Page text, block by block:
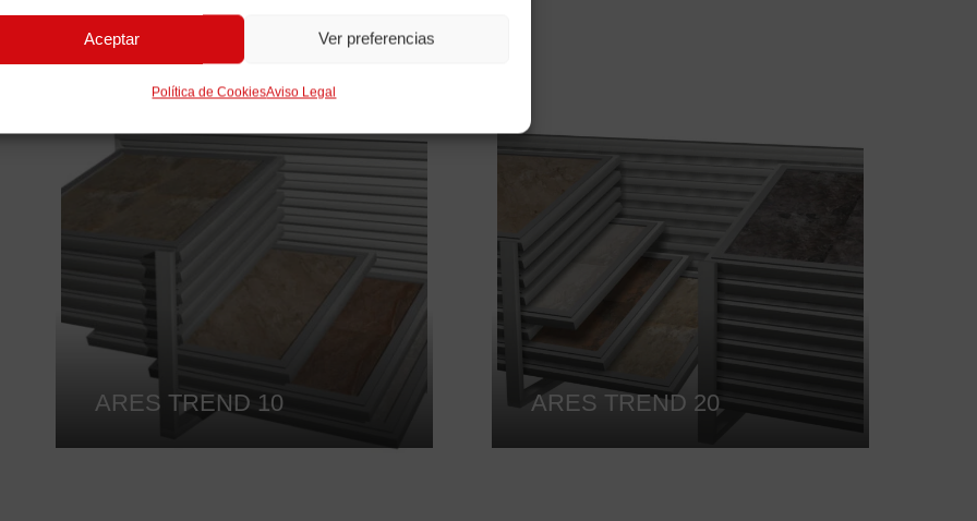
Aceptar Ver preferencias
Política de CookiesAviso Legal
ARES TREND 10 ARES TREND 20